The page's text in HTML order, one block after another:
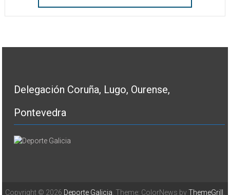
Delegación Coruña, Lugo, Ourense,
Pontevedra
Copyright © 2026 Deporte Galicia . Theme: ColorNews byThemeGrill